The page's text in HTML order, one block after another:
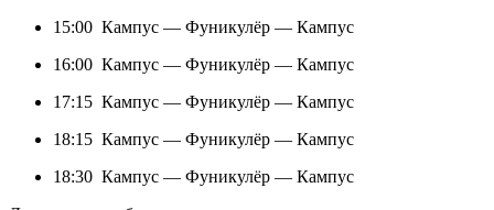
15:00 Кампус — Фуникулёр — Кампус
16:00 Кампус — Фуникулёр — Кампус
17:15 Кампус — Фуникулёр — Кампус
18:15 Кампус — Фуникулёр — Кампус
18:30 Кампус — Фуникулёр — Кампус